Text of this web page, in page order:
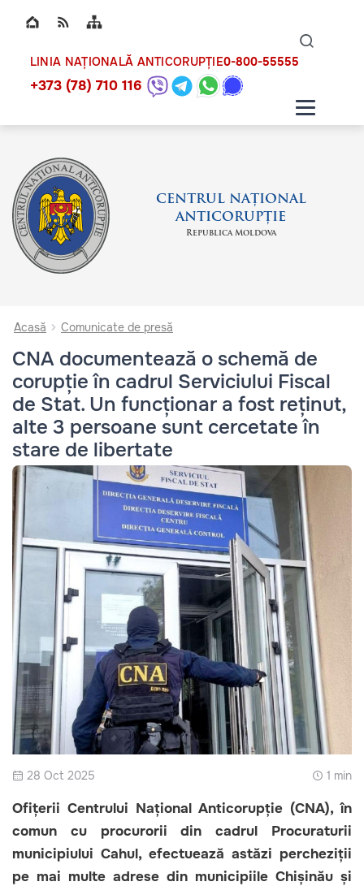
Top bar navigation
LINIA NAȚIONALĂ ANTICORUPȚIE0-800-55555
+373 (78) 710 116
CENTRUL NAȚIONAL
ANTICORUPȚIE
Republica Moldova
Acasă Comunicate de presă
CNA documentează o schemă de
corupție în cadrul Serviciului Fiscal
de Stat. Un funcționar a fost reținut,
alte 3 persoane sunt cercetate în
stare de libertate
28 Oct 2025 1 min
Ofițerii Centrului Național Anticorupție (CNA), în
comun cu procurorii din cadrul Procuraturii
municipiului Cahul, efectuează astăzi percheziții
pe mai multe adrese din municipiile Chișinău și